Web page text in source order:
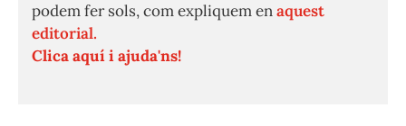
podem fer sols, com expliquem enaquest
editorial.
Clica aquí i ajuda'ns!